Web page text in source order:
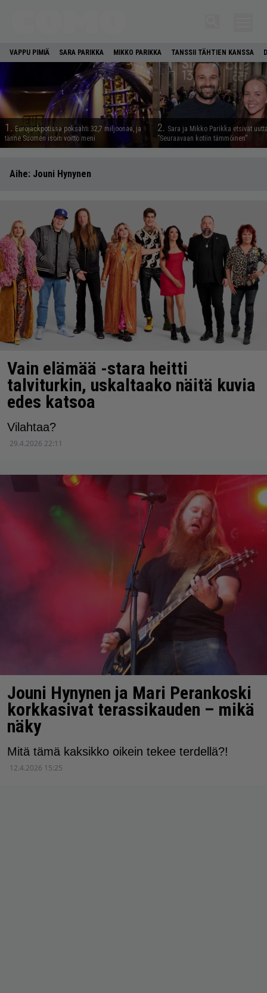
VAPPU PIMIÄ SARA PARIKKA MIKKO PARIKKA TANSSII TÄHTIEN KANSSA
1. Eurojackpotissa poksahti 32,7 miljoonaa, ja
tänne Suomen isoin voitto meni
2. Sara ja Mikko Parikka etsivät
”Seuraavaan kotiin tämmöinen”
Aihe: Jouni Hynynen
Vain elämää -stara heitti
talviturkin, uskaltaako näitä kuvia
edes katsoa
Vilahtaa?
29.4.2026 22:11
Jouni Hynynen ja Mari Perankoski
korkkasivat terassikauden – mikä
näky
Mitä tämä kaksikko oikein tekee terdellä?!
12.4.2026 15:25